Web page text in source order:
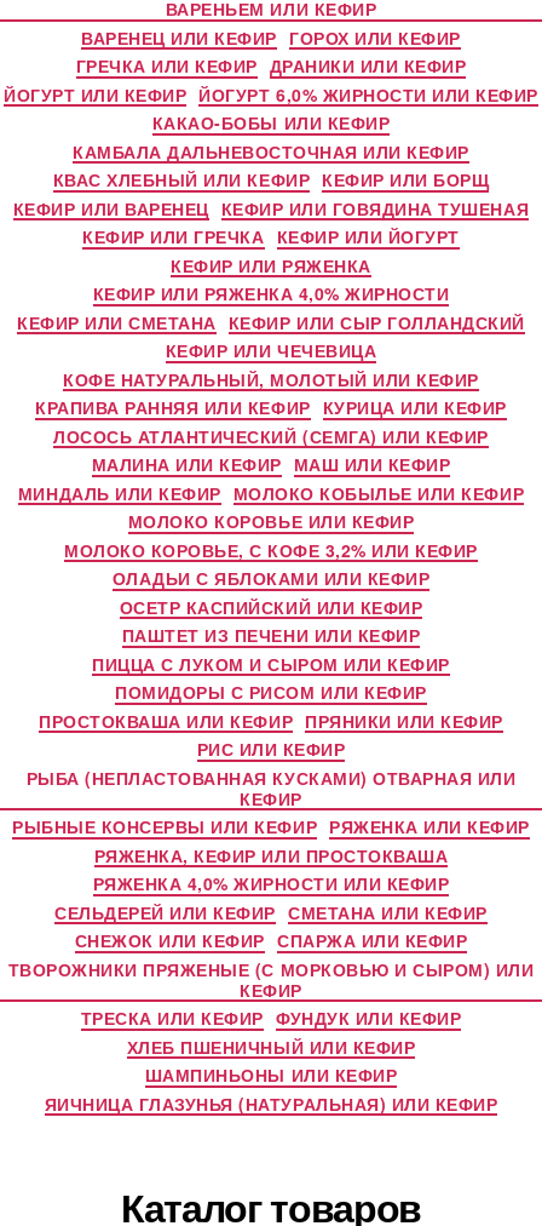
ВАРЕНЬЕМ ИЛИ КЕФИР
ВАРЕНЕЦ ИЛИ КЕФИР ГОРОХ ИЛИ КЕФИР
ГРЕЧКА ИЛИ КЕФИР ДРАНИКИ ИЛИ КЕФИР
ЙОГУРТ ИЛИ КЕФИР ЙОГУРТ 6,0% ЖИРНОСТИ ИЛИ КЕФИР
КАКАО-БОБЫ ИЛИ КЕФИР
КАМБАЛА ДАЛЬНЕВОСТОЧНАЯ ИЛИ КЕФИР
КВАС ХЛЕБНЫЙ ИЛИ КЕФИР КЕФИР ИЛИ БОРЩ
КЕФИР ИЛИ ВАРЕНЕЦ КЕФИР ИЛИ ГОВЯДИНА ТУШЕНАЯ
КЕФИР ИЛИ ГРЕЧКА КЕФИР ИЛИ ЙОГУРТ
КЕФИР ИЛИ РЯЖЕНКА
КЕФИР ИЛИ РЯЖЕНКА 4,0% ЖИРНОСТИ
КЕФИР ИЛИ СМЕТАНА КЕФИР ИЛИ СЫР ГОЛЛАНДСКИЙ
КЕФИР ИЛИ ЧЕЧЕВИЦА
КОФЕ НАТУРАЛЬНЫЙ, МОЛОТЫЙ ИЛИ КЕФИР
КРАПИВА РАННЯЯ ИЛИ КЕФИР КУРИЦА ИЛИ КЕФИР
ЛОСОСЬ АТЛАНТИЧЕСКИЙ (СЕМГА) ИЛИ КЕФИР
МАЛИНА ИЛИ КЕФИР МАШ ИЛИ КЕФИР
МИНДАЛЬ ИЛИ КЕФИР МОЛОКО КОБЫЛЬЕ ИЛИ КЕФИР
МОЛОКО КОРОВЬЕ ИЛИ КЕФИР
МОЛОКО КОРОВЬЕ, С КОФЕ 3,2% ИЛИ КЕФИР
ОЛАДЬИ С ЯБЛОКАМИ ИЛИ КЕФИР
ОСЕТР КАСПИЙСКИЙ ИЛИ КЕФИР
ПАШТЕТ ИЗ ПЕЧЕНИ ИЛИ КЕФИР
ПИЦЦА С ЛУКОМ И СЫРОМ ИЛИ КЕФИР
ПОМИДОРЫ С РИСОМ ИЛИ КЕФИР
ПРОСТОКВАША ИЛИ КЕФИР ПРЯНИКИ ИЛИ КЕФИР
РИС ИЛИ КЕФИР
РЫБА (НЕПЛАСТОВАННАЯ КУСКАМИ) ОТВАРНАЯ ИЛИ
КЕФИР
РЫБНЫЕ КОНСЕРВЫ ИЛИ КЕФИР РЯЖЕНКА ИЛИ КЕФИР
РЯЖЕНКА, КЕФИР ИЛИ ПРОСТОКВАША
РЯЖЕНКА 4,0% ЖИРНОСТИ ИЛИ КЕФИР
СЕЛЬДЕРЕЙ ИЛИ КЕФИР СМЕТАНА ИЛИ КЕФИР
СНЕЖОК ИЛИ КЕФИР СПАРЖА ИЛИ КЕФИР
ТВОРОЖНИКИ ПРЯЖЕНЫЕ (С МОРКОВЬЮ И СЫРОМ) ИЛИ
КЕФИР
ТРЕСКА ИЛИ КЕФИР ФУНДУК ИЛИ КЕФИР
ХЛЕБ ПШЕНИЧНЫЙ ИЛИ КЕФИР
ШАМПИНЬОНЫ ИЛИ КЕФИР
ЯИЧНИЦА ГЛАЗУНЬЯ (НАТУРАЛЬНАЯ) ИЛИ КЕФИР
Каталог товаров